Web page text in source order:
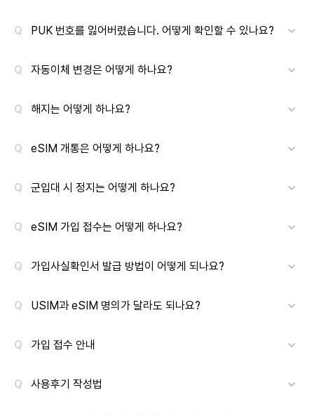
PUK 번호를 잃어버렸습니다. 어떻게 확인할 수 있나요?
자동이체 변경은 어떻게 하나요?
해지는 어떻게 하나요?
eSIM 개통은 어떻게 하나요?
군입대 시 정지는 어떻게 하나요?
eSIM 가입 접수는 어떻게 하나요?
가입사실확인서 발급 방법이 어떻게 되나요?
USIM과 eSIM 명의가 달라도 되나요?
가입 접수 안내
사용후기 작성법